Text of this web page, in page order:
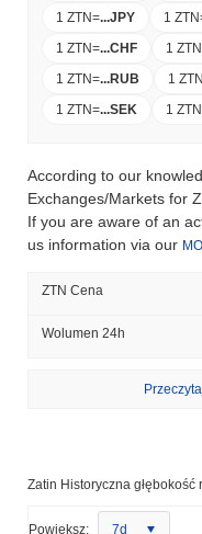
1 ZTN=...JPY 1 ZTN
1 ZTN=...CHF 1 ZTN
1 ZTN=...RUB 1 ZTN
1 ZTN=...SEK 1 ZTN
According to our
Exchanges/Markets for
If you are aware of an
us information via our
ZTN Cena
Wolumen 24h
Zatin Historyczna głębokość
Powiększ: 7d